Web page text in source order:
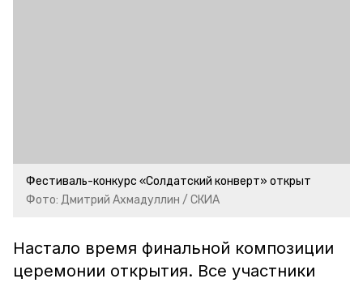
Фестиваль-конкурс «Солдатский конверт» открыт
Фото: Дмитрий Ахмадуллин / СКИА
Настало время финальной композиции
церемонии открытия. Все участники